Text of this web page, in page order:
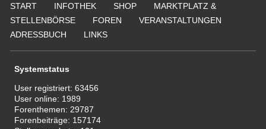
START INFOTHEK SHOP
MARKTPLATZ &
STELLENBÖRSE
FOREN
VERANSTALTUNGEN
ADRESSBUCH
LINKS
Systemstatus
User registriert:63456
User online: 1989
Forenthemen: 29787
Forenbeiträge: 157174